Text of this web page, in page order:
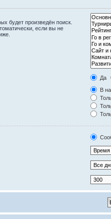
будет произведён поиск.
если вы не
Да
В